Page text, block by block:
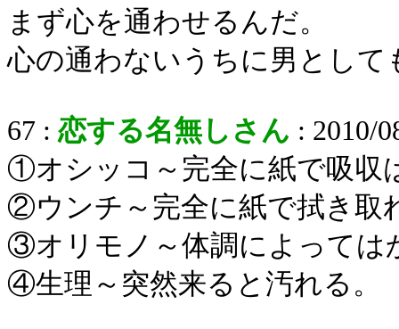
まず心を通わせるんだ。
心の通わないうちに男とし
67 : 恋する名無しさん : 2010/
①オシッコ～完全に紙で吸収
②ウンチ～完全に紙で拭き取
③オリモノ～体調によっては
④生理～突然来ると汚れる。